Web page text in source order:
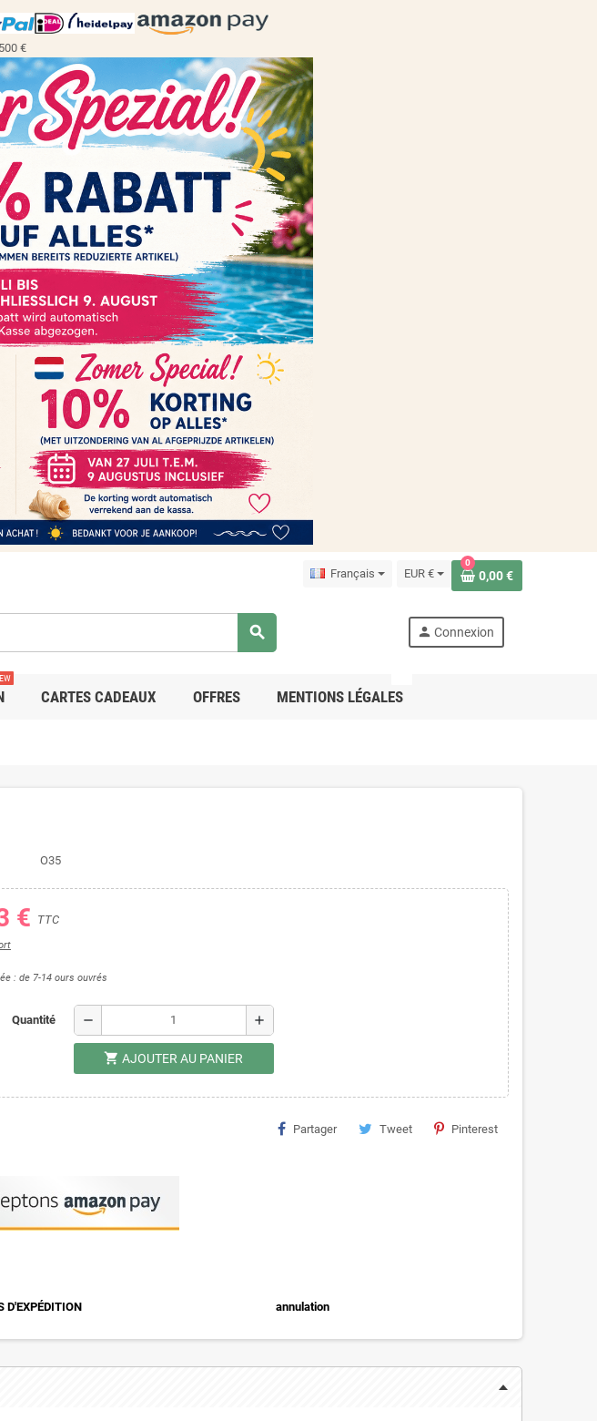
€
Français EUR €
0
0,00 €
search person Connexion
CARTES CADEAUX OFFRES MENTIONS LÉGALES
O35
€ TTC
: de 7-14 ours ouvrés
Quantité remove add
shopping_cart AJOUTER AU PANIER
Partager Tweet Pinterest
D'EXPÉDITION annulation